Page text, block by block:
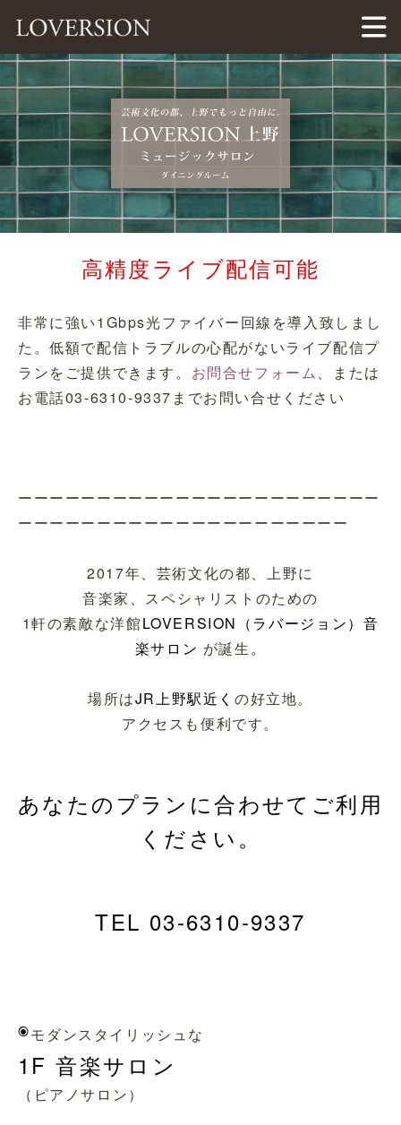
LOVERSION（ラバージョン）
高精度ライブ配信可能
非常に強い1Gbps光ファイバー回線を導入致しまし
た。低額で配信トラブルの心配がないライブ配信プ
ランをご提供できます。 お問合せフォーム、または
お電話03-6310-9337までお問い合せください
ーーーーーーーーーーーーーーーーーーーーーーー
ーーーーーーーーーーーーーーーーーーーーー
2017年、芸術文化の都、上野に
音楽家、スペシャリストのための
1軒の素敵な洋館LOVERSION（ラバージョン）音
楽サロン が誕生。
場所はJR上野駅近く の好立地。
アクセスも便利です。
あなたのプランに合わせてご利用
ください。
TEL 03-6310-9337
◉モダンスタイリッシュな
1F 音楽サロン
（ピアノサロン）